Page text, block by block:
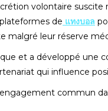
volontaire
de แทงบอล
malgré leur réserve
et a développé une
qui influence
commun